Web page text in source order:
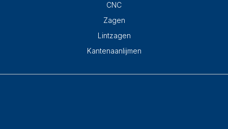
CNC
Zagen
Lintzagen
Kantenaanlijmen